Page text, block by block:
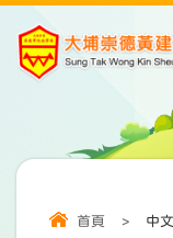
首頁 > 中